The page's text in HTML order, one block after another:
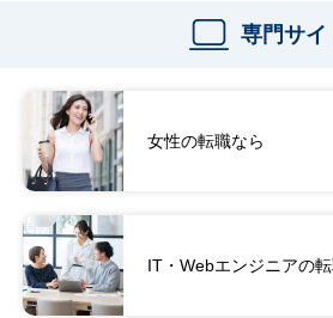
専門サイ
女性の転職なら
IT・Webエンジニアの